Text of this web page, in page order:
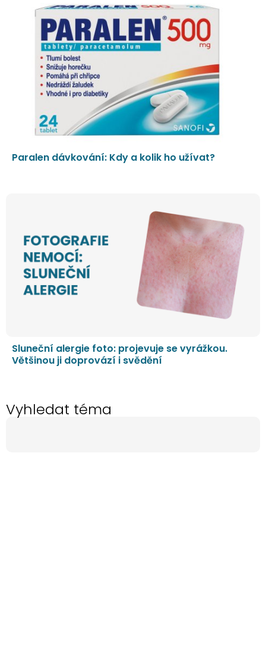
Paralen dávkování: Kdy a kolik ho užívat?
Sluneční alergie foto: projevuje se vyrážkou.
Většinou ji doprovází i svědění
Vyhledat téma